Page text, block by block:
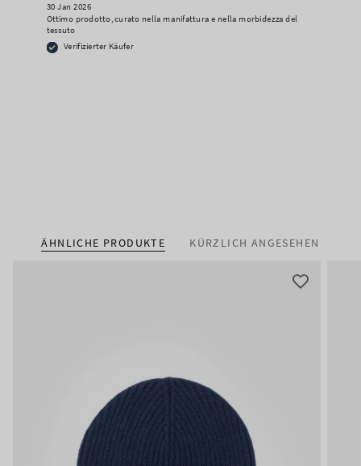
30 Jan 2026
Ottimo prodotto, curato nella manifattura e nella morbidezza del
tessuto
Verifizierter Käufer
ÄHNLICHE PRODUKTE KÜRZLICH ANGESEHEN